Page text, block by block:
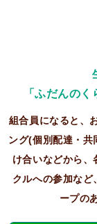
「ふだんの
組合員になると、
ング(個別配達・
け合いなどから、
クルへの参加など
ープの